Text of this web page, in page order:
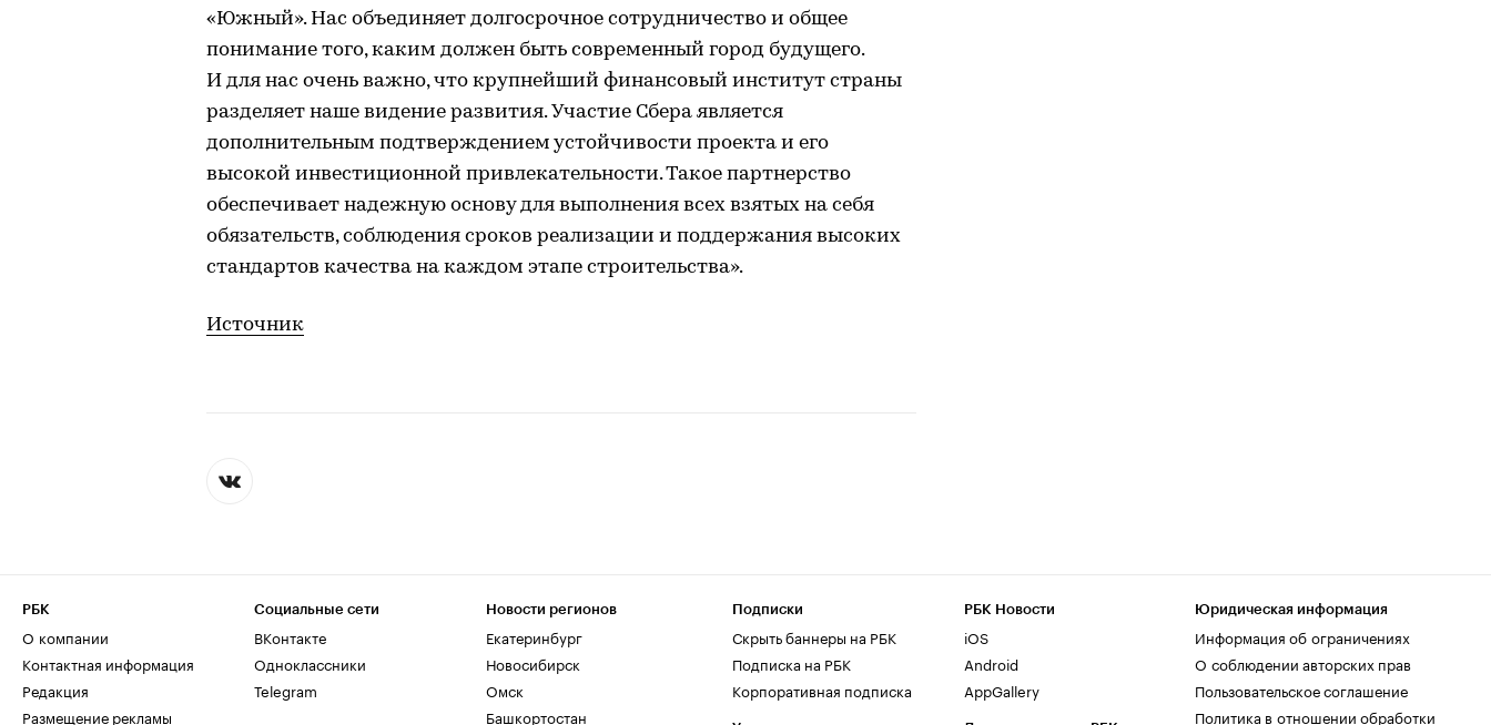
«Южный». Нас объединяет долгосрочное сотрудничество и общее
понимание того, каким должен быть современный город будущего.
И для нас очень важно, что крупнейший финансовый институт страны
разделяет наше видение развития. Участие Сбера является
дополнительным подтверждением устойчивости проекта и его
высокой инвестиционной привлекательности. Такое партнерство
обеспечивает надежную основу для выполнения всех взятых на себя
обязательств, соблюдения сроков реализации и поддержания высоких
стандартов качества на каждом этапе строительства».
Источник
РБК
О компании
Контактная информация
Редакция
Размещение рекламы
Социальные сети
ВКонтакте
Одноклассники
Telegram
Новости регионов
Екатеринбург
Новосибирск
Омск
Башкортостан
Подписки
Скрыть баннеры на РБК
Подписка на РБК
Корпоративная подписка
РБК Новости
iOS
Android
AppGallery
Юридическая информация
Информация об ограничениях
О соблюдении авторских прав
Пользовательское соглашение
Политика в отношении обработки